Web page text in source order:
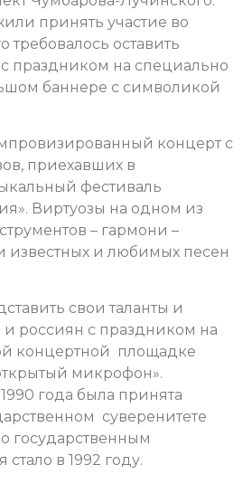
принять участие во
требовалось оставить
праздником на специально
баннере с символикой
концерт с
приехавших в
фестиваль
Виртуозы на одном из
– гармони –
известных и любимых песен
свои таланты и
россиян с праздником на
концертной площадке
микрофон».
года была принята
суверенитете
государственным
в 1992 году.